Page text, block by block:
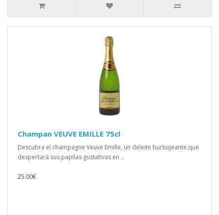
Champan VEUVE EMILLE 75cl
Descubra el champagne Veuve Emille, un deleite burbujeante.que
despertará sus papilas gustativas en ..
25.00€